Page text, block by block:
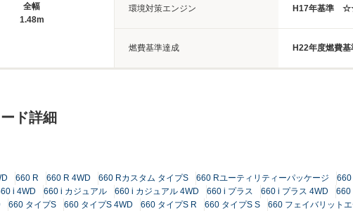
全幅
1.48m
環境対策エンジン H17年基準
燃費基準達成 H22年度燃費
ド詳細
660 R 660 R 4WD 660 Rカスタム タイプS 660 Rユーティリティーパッケージ 660
i 4WD 660 i カジュアル 660 i カジュアル 4WD 660 i プラス 660 i プラス 4WD
660
660 タイプS 660 タイプS 4WD 660 タイプS R 660 タイプS S 660 フェイバリット